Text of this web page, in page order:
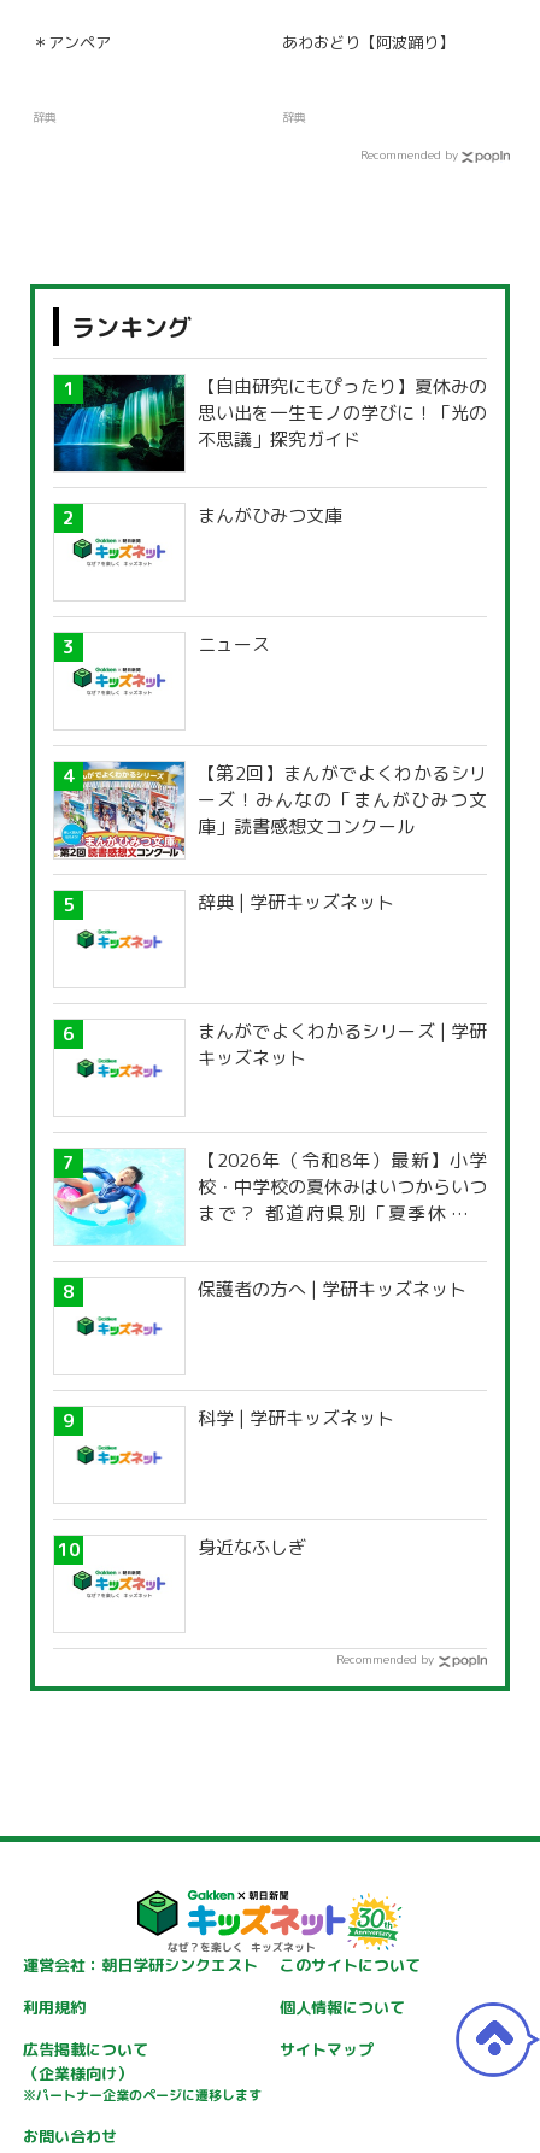
＊アンペア
辞典
あわおどり【阿波踊り】
辞典
Recommended by
ランキング
【自由研究にもぴったり】夏休みの
思い出を一生モノの学びに！「光の
不思議」探究ガイド
まんがひみつ文庫
ニュース
【第2回】まんがでよくわかるシリ
ーズ！みんなの「まんがひみつ文
庫」読書感想文コンクール
辞典 | 学研キッズネット
まんがでよくわかるシリーズ | 学研
キッズネット
【2026年（令和8年）最新】小学
校・中学校の夏休みはいつからいつ
まで？ 都道府県別「夏季休暇一
保護者の方へ | 学研キッズネット
科学 | 学研キッズネット
身近なふしぎ
Recommended by
運営会社：朝日学研シンクエスト
このサイトについて
利用規約
個人情報について
広告掲載について
（企業様向け）
※パートナー企業のページに遷移します
サイトマップ
お問い合わせ